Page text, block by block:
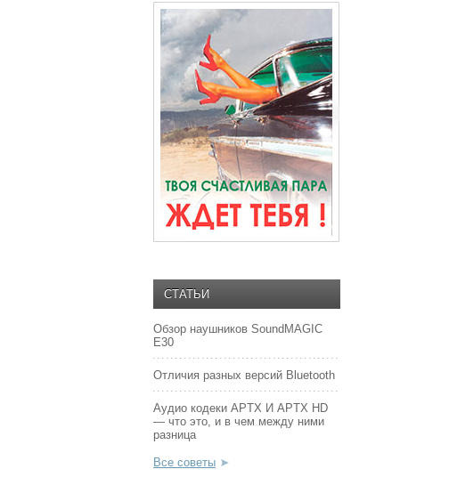
СТАТЬИ
Обзор наушников SoundMAGIC
E30
Отличия разных версий Bluetooth
Аудио кодеки APTX И APTX HD
— что это, и в чем между ними
разница
Все советы